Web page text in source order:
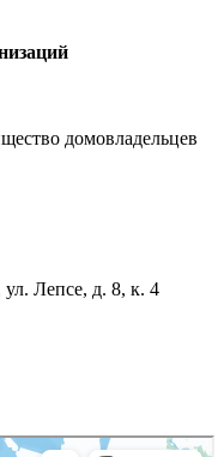
домовладельцев
ул. Лепсе, д. 8, к. 4